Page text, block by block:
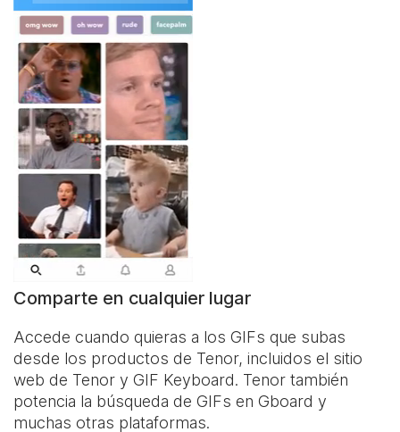
Comparte en cualquier lugar
Accede cuando quieras a los GIFs que subas
desde los productos de Tenor, incluidos el sitio
web de Tenor y GIF Keyboard. Tenor también
potencia la búsqueda de GIFs en Gboard y
muchas otras plataformas.